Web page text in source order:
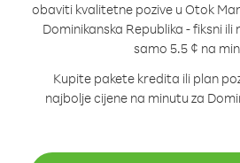
obaviti kvalitetne pozive u Otok
Dominikanska Republika - fiksni ili
samo 5.5 ¢ na
Kupite pakete kredita ili plan
najbolje cijene na minutu za